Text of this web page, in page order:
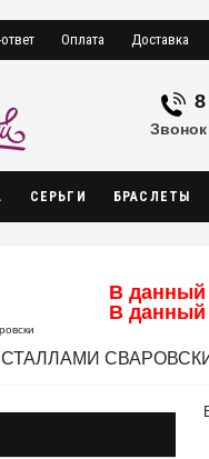
Оплата Доставка
СЕРЬГИ БРАСЛЕТЫ
В данный
В данный
СВАРОВСКИ